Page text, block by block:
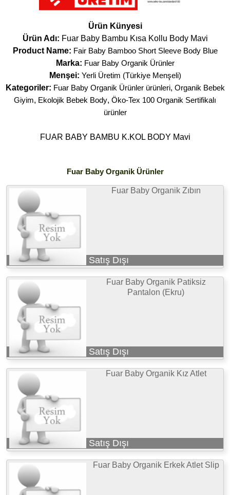
Ürün Künyesi
Ürün Adı: Fuar Baby Bambu Kısa Kollu Body Mavi
Product Name: Fair Baby Bamboo Short Sleeve Body Blue
Marka: Fuar Baby Organik Ürünler
Menşei: Yerli Üretim (Türkiye Menşeli)
Kategoriler: Fuar Baby Organik Ürünler ürünleri, Organik Bebek
Giyim, Ekolojik Bebek Body, Öko-Tex 100 Organik Sertifikalı
ürünler
FUAR BABY BAMBU K.KOL BODY Mavi
Fuar Baby Organik Ürünler
Fuar Baby Organik Zıbın
Satış Dışı
Fuar Baby Organik Patiksiz
Pantalon (Ekru)
Satış Dışı
Fuar Baby Organik Kız Atlet
Satış Dışı
Fuar Baby Organik Erkek Atlet Slip